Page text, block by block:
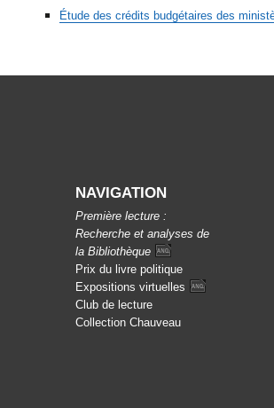
Étude des crédits budgétaires des
NAVIGATION
Première lecture :
Recherche et analyses de
la Bibliothèque
Prix du livre politique
Expositions virtuelles
Club de lecture
Collection Chauveau